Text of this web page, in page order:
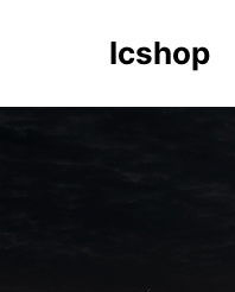
Icshop